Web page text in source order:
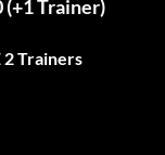
(+1 Trainer)
2 Trainers